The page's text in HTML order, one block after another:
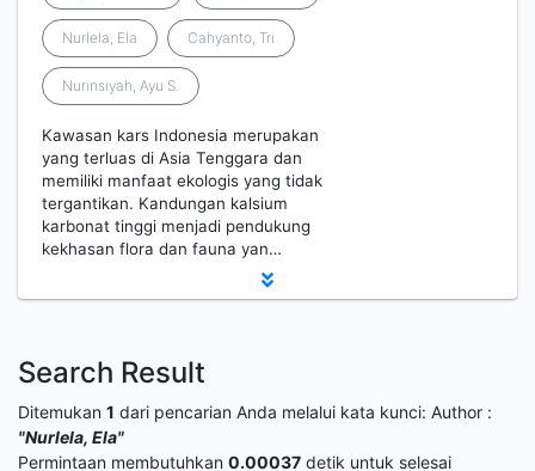
Nurlela, Ela Cahyanto, Tri
Nurinsiyah, Ayu S.
Kawasan kars Indonesia merupakan
yang terluas di Asia Tenggara dan
memiliki manfaat ekologis yang tidak
tergantikan. Kandungan kalsium
karbonat tinggi menjadi pendukung
kekhasan flora dan fauna yan…
Search Result
Ditemukan 1 dari pencarian Anda melalui kata kunci: Author :
"Nurlela, Ela"
Permintaan membutuhkan 0.00037 detik untuk selesai